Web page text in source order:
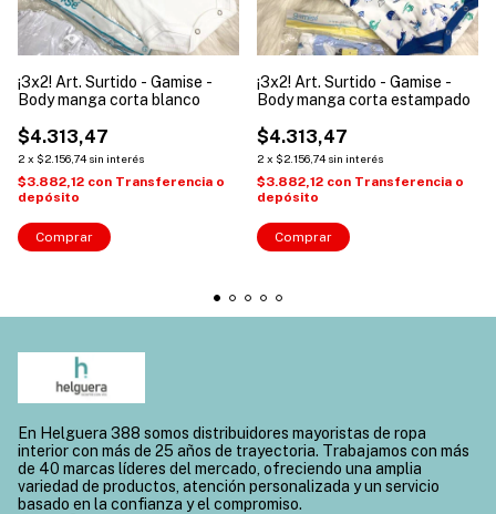
¡3x2! Art. Surtido - Gamise -
Body manga corta blanco
$4.313,47
2 x $2.156,74 sin interés
$3.882,12 con Transferencia o
depósito
Comprar
¡3x2! Art. Surtido - Gamise -
Body manga corta estampado
$4.313,47
2 x $2.156,74 sin interés
$3.882,12 con Transferencia o
depósito
Comprar
En Helguera 388 somos distribuidores mayoristas de ropa
interior con más de 25 años de trayectoria. Trabajamos con más
de 40 marcas líderes del mercado, ofreciendo una amplia
variedad de productos, atención personalizada y un servicio
basado en la confianza y el compromiso.